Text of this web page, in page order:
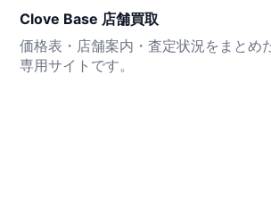
Clove Base 店舗買取
価格表・店舗案内・査定状況をまとめ
専用サイトです。